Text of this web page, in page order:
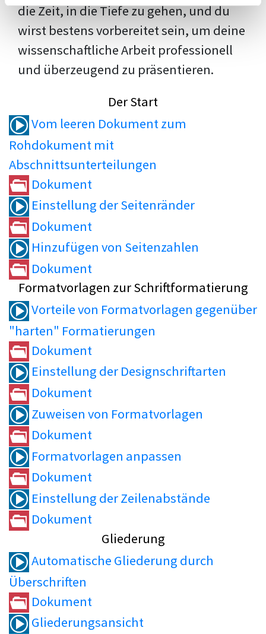
die Zeit, in die Tiefe zu gehen, und du
wirst bestens vorbereitet sein, um deine
wissenschaftliche Arbeit professionell
und überzeugend zu präsentieren.
Der Start
Vom leeren Dokument zum
Rohdokument mit
Abschnittsunterteilungen
Dokument
Einstellung der Seitenränder
Dokument
Hinzufügen von Seitenzahlen
Dokument
Formatvorlagen zur Schriftformatierung
Vorteile von Formatvorlagen gegenüber
"harten" Formatierungen
Dokument
Einstellung der Designschriftarten
Dokument
Zuweisen von Formatvorlagen
Dokument
Formatvorlagen anpassen
Dokument
Einstellung der Zeilenabstände
Dokument
Gliederung
Automatische Gliederung durch
Überschriften
Dokument
Gliederungsansicht